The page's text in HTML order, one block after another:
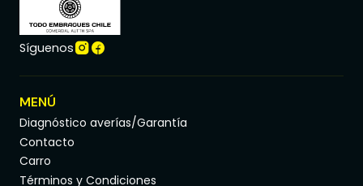
Síguenos
MENÚ
Diagnóstico averías/Garantía
Contacto
Carro
Términos y Condiciones